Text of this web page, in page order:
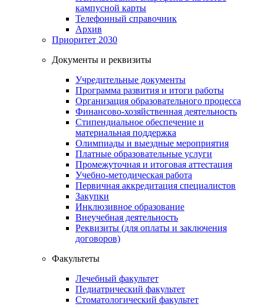
кампусной карты
Телефонный справочник
Архив
Приоритет 2030
Документы и реквизиты
Учредительные документы
Программа развития и итоги работы
Организация образовательного процесса
Финансово-хозяйственная деятельность
Стипендиальное обеспечение и
материальная поддержка
Олимпиады и выездные мероприятия
Платные образовательные услуги
Промежуточная и итоговая аттестация
Учебно-методическая работа
Первичная аккредитация специалистов
Закупки
Инклюзивное образование
Внеучебная деятельность
Реквизиты (для оплаты и заключения
договоров)
Факультеты
Лечебный факультет
Педиатрический факультет
Стоматологический факультет